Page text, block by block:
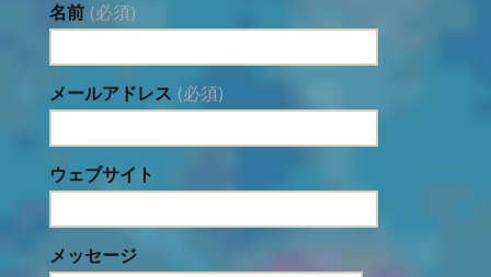
名前 (必須)
メールアドレス (必須)
ウェブサイト
メッセージ